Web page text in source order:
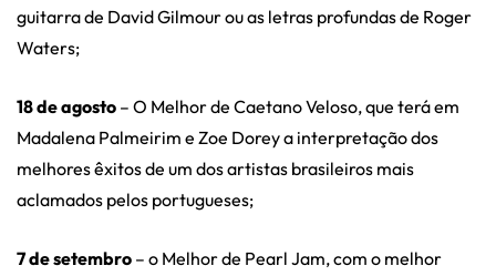
guitarra de David Gilmour ou as letras profundas de Roger
Waters;
18 de agosto – O Melhor de Caetano Veloso, que terá em
Madalena Palmeirim e Zoe Dorey a interpretação dos
melhores êxitos de um dos artistas brasileiros mais
aclamados pelos portugueses;
7 de setembro – o Melhor de Pearl Jam, com o melhor